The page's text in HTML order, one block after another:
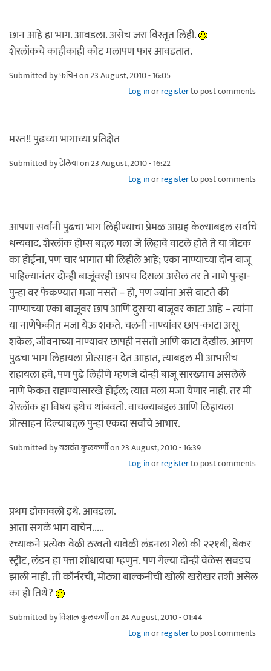
छान आहे हा भाग. आवडला. असेच जरा विस्तृत लिही.
शेरलॉकचे काहीकाही कोट मलापण फार आवडतात.
Submitted byफचिनon 23 August, 2010 - 16:05
Log inorregisterto post comments
मस्त!! पुढच्या भागाच्या प्रतिक्षेत
Submitted byडेलियाon 23 August, 2010 - 16:22
Log inorregisterto post comments
आपणा सर्वांनी पुढचा भाग लिहीण्याचा प्रेमळ आग्रह केल्याबद्दल सर्वांचे
धन्यवाद. शेरलॉक होम्स बद्दल मला जे लिहावे वाटले होते ते या त्रोटक
का होईना, पण चार भागात मी लिहीले आहे; एका नाण्याच्या दोन बाजू
पाहिल्यानंतर दोन्ही बाजूंवरही छापच दिसला असेल तर ते नाणे पुन्हा-
पुन्हा वर फेकण्यात मजा नसते – हो, पण ज्यांना असे वाटते की
नाण्याच्या एका बाजूवर छाप आणि दुसर्‍या बाजूवर काटा आहे – त्यांना
या नाणेफेकीत मजा येऊ शकते. चलनी नाण्यांवर छाप-काटा असू
शकेल, जीवनाच्या नाण्यावर छापही नसतो आणि काटा देखील. आपण
पुढचा भाग लिहायला प्रोत्साहन देत आहात, त्याबद्दल मी आभारीच
राहायला हवे, पण पुढे लिहीणे म्हणजे दोन्ही बाजू सारख्याच असलेले
नाणे फेकत राहाण्यासारखे होईल; त्यात मला मजा येणार नाही. तर मी
शेरलॉक हा विषय इथेच थांबवतो. वाचल्याबद्दल आणि लिहायला
प्रोत्साहन दिल्याबद्दल पुन्हा एकदा सर्वांचे आभार.
Submitted byयशवंत कुलकर्णीon 23 August, 2010 - 16:39
Log inorregisterto post comments
प्रथम डोकावलो इथे. आवडला.
आता सगळे भाग वाचेन.....
रच्याकने प्रत्येक वेळी ठरवतो यावेळी लंडनला गेलो की २२१बी, बेकर
स्ट्रीट, लंडन हा पत्ता शोधायचा म्हणुन. पण गेल्या दोन्ही वेळेस सवडच
झाली नाही. ती कॉर्नरची, मोठ्या बाल्कनीची खोली खरोखर तशी असेल
का हो तिथे?
Submitted byविशाल कुलकर्णीon 24 August, 2010 - 01:44
Log inorregisterto post comments